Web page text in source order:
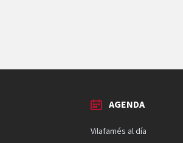
AGENDA
Vilafamés al día